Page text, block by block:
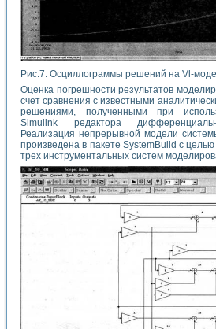
Рис.7. Осциллограммы решений на Vl-
Оценка погрешности результатов
счет сравнения с известными
решениями, полученными при
Simulink редактора
Реализация непрерывной модели
произведена в пакете SystemBuild с
трех инструментальных систем